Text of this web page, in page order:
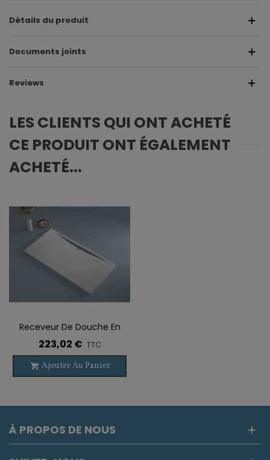
Détails du produit
Documents joints
Reviews
LES CLIENTS QUI ONT ACHETÉ
CE PRODUIT ONT ÉGALEMENT
ACHETÉ...
Receveur De Douche En
Résine VALENCIA Sur-
Mesure
223,02 € TTC
Ajouter Au Panier
À PROPOS DE NOUS